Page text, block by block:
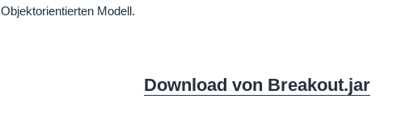
Objektorientierten Modell.
Download von Breakout.jar